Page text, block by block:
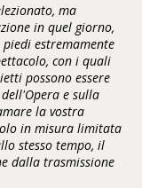
ma
in quel giorno,
estremamente
con i quali
possono essere
e sulla
la vostra
in misura limitata
stesso tempo, il
dalla trasmissione